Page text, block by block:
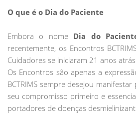
O que é o Dia do Paciente
Embora o nome Dia do
recentemente, os Encontros
Cuidadores se iniciaram 21 anos
Os Encontros são apenas a
BCTRIMS sempre desejou
seu compromisso primeiro e
portadores de doenças